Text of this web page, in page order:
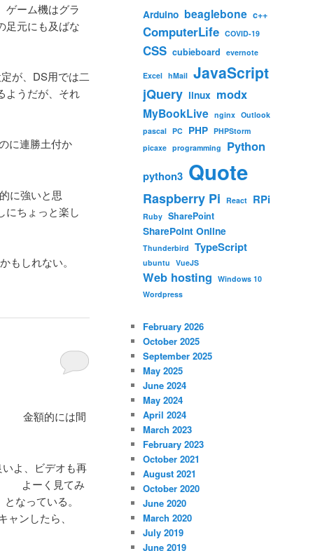
ーム機はグラ
足元にも及ばな
が、DS用では二
ようだが、それ
に連勝土付か
に強いと思
ちょっと楽し
もしれない。
。 金額的には間
よ、ビデオも再
よーく見てみ
となっている。
ンしたら、
Arduino beaglebone c++
ComputerLife COVID-19
CSS cubieboard evernote
Excel hMail JavaScript
jQuery linux modx
MyBookLive nginx Outlook
pascal PC PHP PHPStorm
picaxe programming Python
python3 Quote
Raspberry Pi React RPi
Ruby SharePoint
SharePoint Online
Thunderbird TypeScript
ubuntu VueJS
Web hosting Windows 10
Wordpress
February 2026
October 2025
September 2025
May 2025
June 2024
May 2024
April 2024
March 2023
February 2023
October 2021
August 2021
October 2020
June 2020
March 2020
July 2019
June 2019